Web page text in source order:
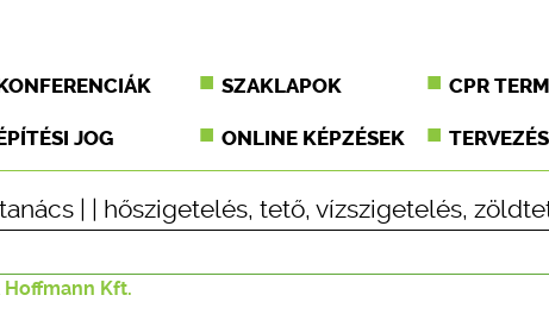
SZAKLAPOK CPR
JOG ONLINE KÉPZÉSEK
hőszigetelés, tető, vízszigetelés,
Hoffmann Kft.